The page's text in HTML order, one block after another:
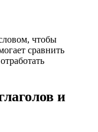
чтобы
сравнить
и